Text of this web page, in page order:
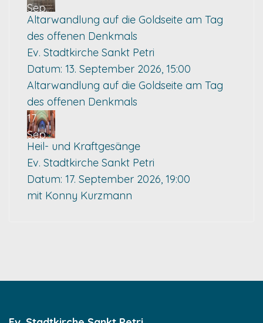
Sep.
Altarwandlung auf die Goldseite am Tag
des offenen Denkmals
Ev. Stadtkirche Sankt Petri
Datum: 13. September 2026, 15:00
Altarwandlung auf die Goldseite am Tag
des offenen Denkmals
17
Sep.
Heil- und Kraftgesänge
Ev. Stadtkirche Sankt Petri
Datum: 17. September 2026, 19:00
mit Konny Kurzmann